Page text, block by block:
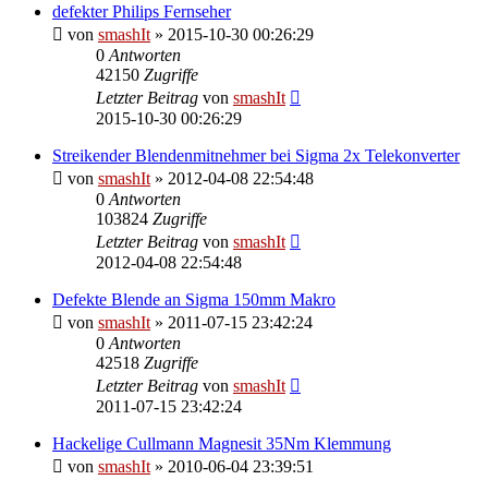
defekter Philips Fernseher
von smashIt » 2015-10-30 00:26:29
0 Antworten
42150 Zugriffe
Letzter Beitrag von smashIt
2015-10-30 00:26:29
Streikender Blendenmitnehmer bei Sigma 2x Telekonverter
von smashIt » 2012-04-08 22:54:48
0 Antworten
103824 Zugriffe
Letzter Beitrag von smashIt
2012-04-08 22:54:48
Defekte Blende an Sigma 150mm Makro
von smashIt » 2011-07-15 23:42:24
0 Antworten
42518 Zugriffe
Letzter Beitrag von smashIt
2011-07-15 23:42:24
Hackelige Cullmann Magnesit 35Nm Klemmung
von smashIt » 2010-06-04 23:39:51